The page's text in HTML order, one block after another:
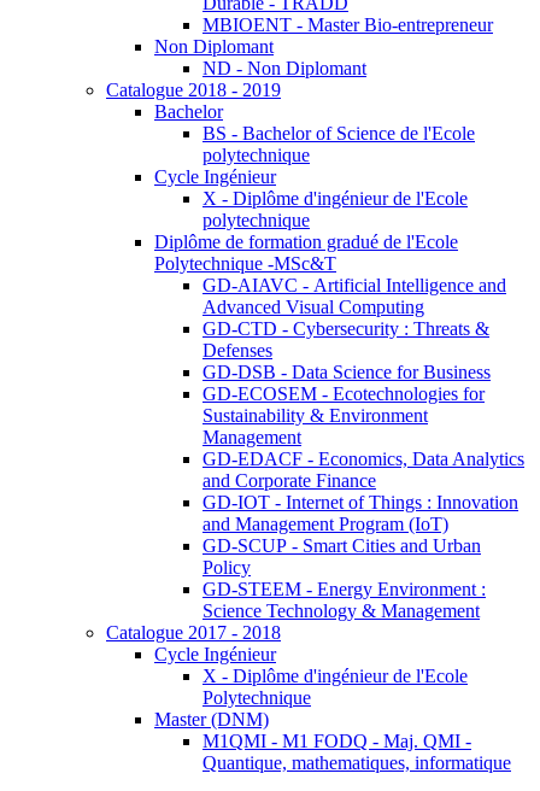
MBIOENT - Master Bio-entrepreneur
Non Diplomant
ND - Non Diplomant
Catalogue 2018 - 2019
Bachelor
BS - Bachelor of Science de l'Ecole
polytechnique
Cycle Ingénieur
X - Diplôme d'ingénieur de l'Ecole
polytechnique
Diplôme de formation gradué de l'Ecole
Polytechnique -MSc&T
GD-AIAVC - Artificial Intelligence and
Advanced Visual Computing
GD-CTD - Cybersecurity : Threats &
Defenses
GD-DSB - Data Science for Business
GD-ECOSEM - Ecotechnologies for
Sustainability & Environment
Management
GD-EDACF - Economics, Data Analytics
and Corporate Finance
GD-IOT - Internet of Things : Innovation
and Management Program (IoT)
GD-SCUP - Smart Cities and Urban
Policy
GD-STEEM - Energy Environment :
Science Technology & Management
Catalogue 2017 - 2018
Cycle Ingénieur
X - Diplôme d'ingénieur de l'Ecole
Polytechnique
Master (DNM)
M1QMI - M1 FODQ - Maj. QMI -
Quantique, mathematiques, informatique